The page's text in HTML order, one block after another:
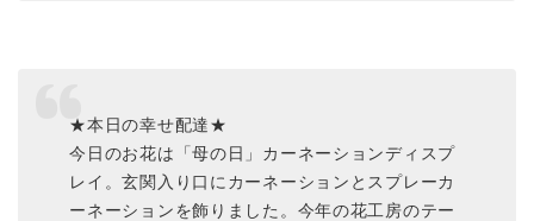
★本日の幸せ配達★
今日のお花は「母の日」カーネーションディスプ
レイ。玄関入り口にカーネーションとスプレーカ
ーネーションを飾りました。今年の花工房のテー